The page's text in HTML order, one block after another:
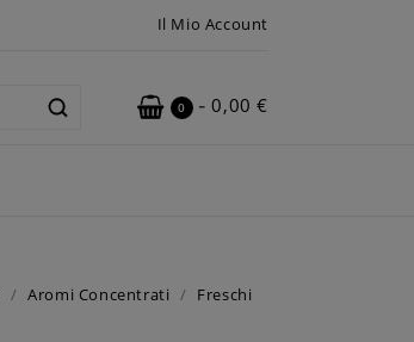
Il Mio Account
0 - 0,00 €
Aromi Concentrati Freschi